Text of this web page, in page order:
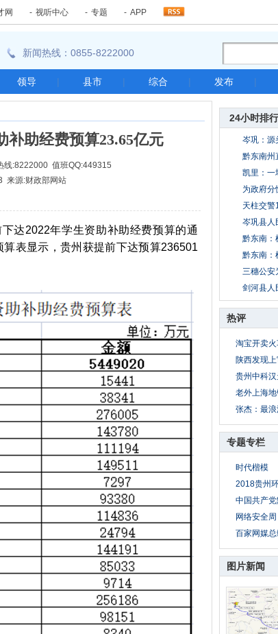
网 - 视听中心 - 专题 - APP
新闻热线：0855-8222000
领导 | 县市 | 综合 | 发布 |
24小时排行
岑巩：源
黔东南州
凯里：一
之
为政府
农
天柱交警
岑巩县人
黔东南：
黔东南：
三穗公安
剑河县人
热评
淘宝开卖
陕西发现
贵州中科
老外上海
张杰：最浪
专题专栏
时代楷模
2018贵州
中国共产
网络安全周
百家网媒
图片新闻
补助经费预算23.65亿元
线:8222000 值班QQ:449315
来源:财政部网站
2022年学生资助补助经费预算的通
表显示，贵州获提前下达预算236501